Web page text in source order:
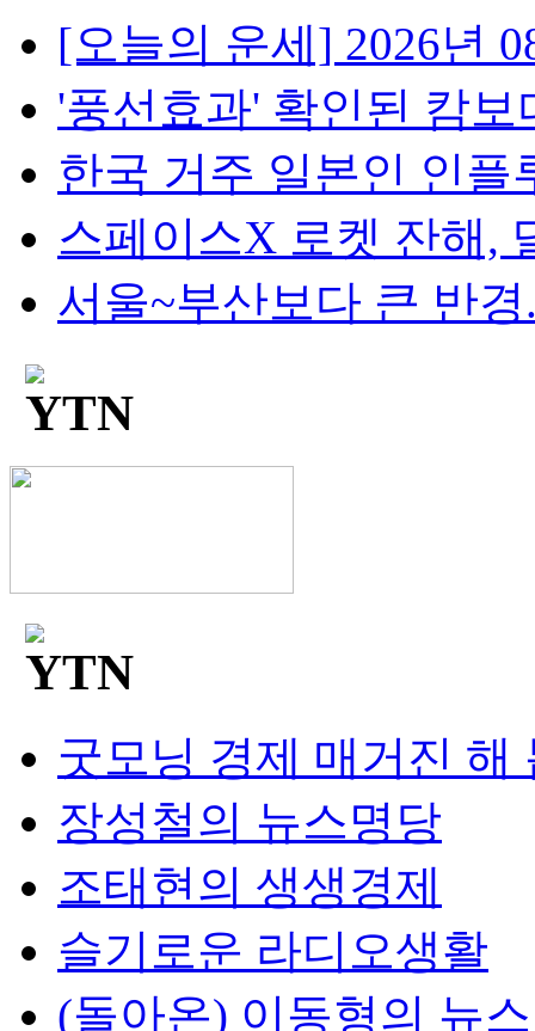
[오늘의 운세] 2026년
'풍선효과' 확인된 캄보
한국 거주 일본인 인플
스페이스X 로켓 잔해,
서울~부산보다 큰 반
굿모닝 경제 매거진 해
장성철의 뉴스명당
조태현의 생생경제
슬기로운 라디오생활
(돌아온) 이동형의 뉴